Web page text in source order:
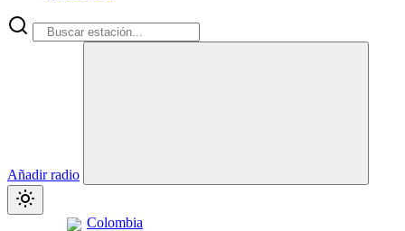
Añadir radio
Colombia